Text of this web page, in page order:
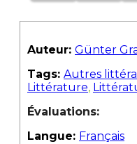
Auteur: Günter
Tags: Autres
Littérature,
Évaluations:
Langue: Français